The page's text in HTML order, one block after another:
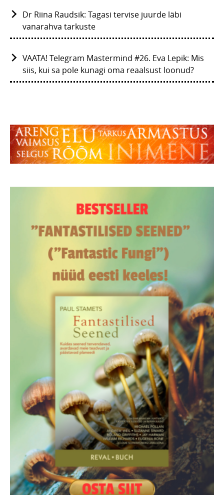
Dr Riina Raudsik: Tagasi tervise juurde läbi
vanarahva tarkuste
VAATA! Telegram Mastermind #26. Eva Lepik: Mis
siis, kui sa pole kunagi oma reaalsust loonud?